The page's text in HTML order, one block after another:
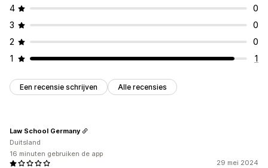
4
0
3
0
2
0
1
1
Een recensie schrijven Alle recensies
29 mei 2024
Law School Germany
Duitsland
16 minuten gebruiken de app